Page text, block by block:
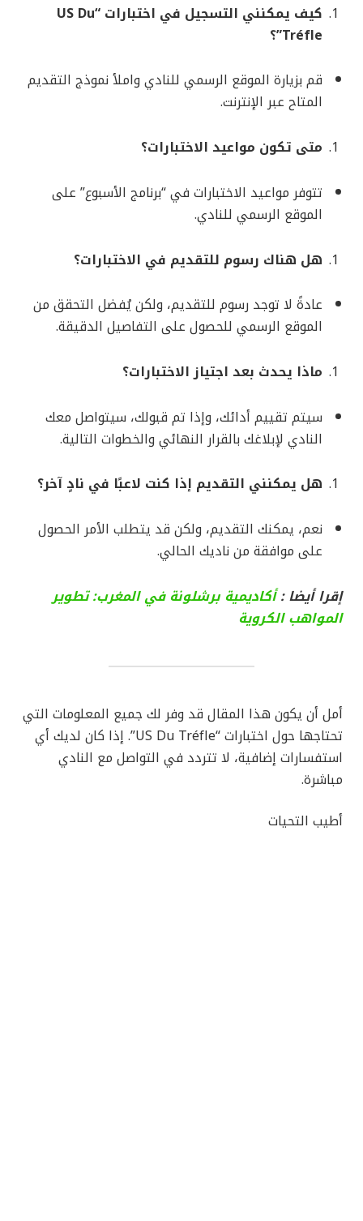
كيف يمكنني التسجيل في اختبارات “US Du
Tréfle”؟
قم بزيارة الموقع الرسمي للنادي واملأ نموذج التقديم
المتاح عبر الإنترنت.
متى تكون مواعيد الاختبارات؟
تتوفر مواعيد الاختبارات في “برنامج الأسبوع” على
الموقع الرسمي للنادي.
هل هناك رسوم للتقديم في الاختبارات؟
عادةً لا توجد رسوم للتقديم، ولكن يُفضل التحقق من
الموقع الرسمي للحصول على التفاصيل الدقيقة.
ماذا يحدث بعد اجتياز الاختبارات؟
سيتم تقييم أدائك، وإذا تم قبولك، سيتواصل معك
النادي لإبلاغك بالقرار النهائي والخطوات التالية.
هل يمكنني التقديم إذا كنت لاعبًا في نادٍ آخر؟
نعم، يمكنك التقديم، ولكن قد يتطلب الأمر الحصول
على موافقة من ناديك الحالي.
إقرا أيضا :أكاديمية برشلونة في المغرب: تطوير
المواهب الكروية
أمل أن يكون هذا المقال قد وفر لك جميع المعلومات التي
تحتاجها حول اختبارات “US Du Tréfle”. إذا كان لديك أي
استفسارات إضافية، لا تتردد في التواصل مع النادي
مباشرة.
أطيب التحيات